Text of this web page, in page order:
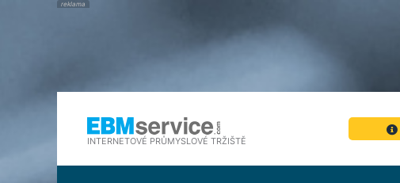
INTERNETOVÉ PRŮMYSLOVÉ TRŽIŠTĚ